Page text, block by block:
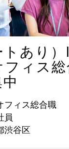
トあり
ィス
フィス総合職
員
渋谷区